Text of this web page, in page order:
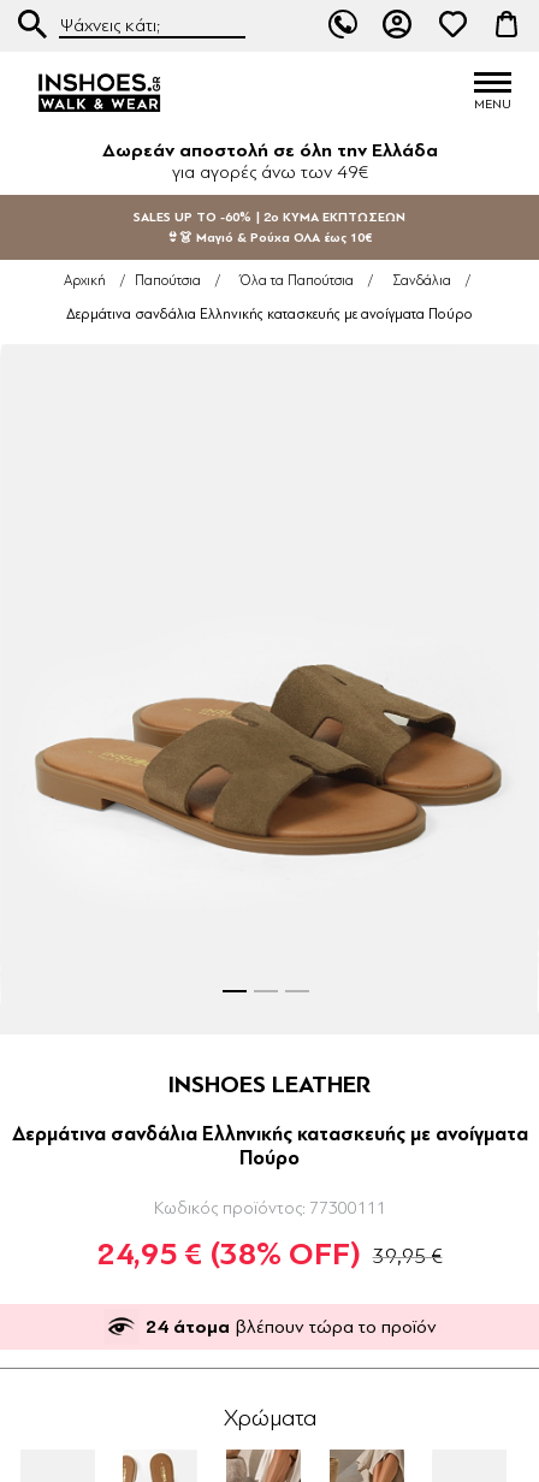
Δωρεάν αποστολή σε όλη την Ελλάδα
για αγορές άνω των 49€
SALES UP TO -60% | 2ο ΚΥΜΑ ΕΚΠΤΩΣΕΩΝ
👙👗 Μαγιό & Ρούχα ΟΛΑ έως 10€
Αρχική / Παπούτσια / Όλα τα Παπούτσια / Σανδάλια /
Δερμάτινα σανδάλια Ελληνικής κατασκευής με ανοίγματα Πούρο
INSHOES LEATHER
Δερμάτινα σανδάλια Ελληνικής κατασκευής με ανοίγματα
Πούρο
Κωδικός προϊόντος: 77300111
24,95 € (38% OFF) 39,95 €
24 άτομα βλέπουν τώρα το προϊόν
Χρώματα